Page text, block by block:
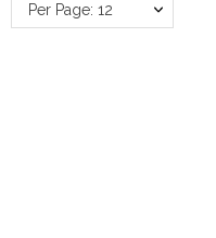
Per Page: 12